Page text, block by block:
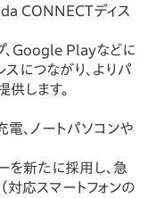
CONNECTディス
、Google Playなどに
につながり、よりパ
します。
、ノートパソコンや
を新たに採用し、急
対応スマートフォンの